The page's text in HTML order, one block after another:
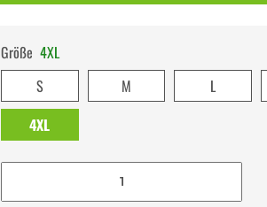
Größe 4XL
S
M L
4XL